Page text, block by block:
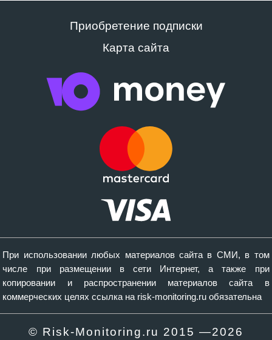
Приобретение подписки
Карта сайта
При использовании любых материалов сайта в СМИ, в том
числе при размещении в сети Интернет, а также при
копировании и распространении материалов сайта в
коммерческих целях ссылка на risk-monitoring.ru обязательна
© Risk-Monitoring.ru 2015 —2026